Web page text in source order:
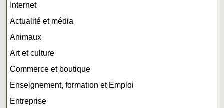
Internet
Actualité et média
Animaux
Art et culture
Commerce et boutique
Enseignement, formation et Emploi
Entreprise